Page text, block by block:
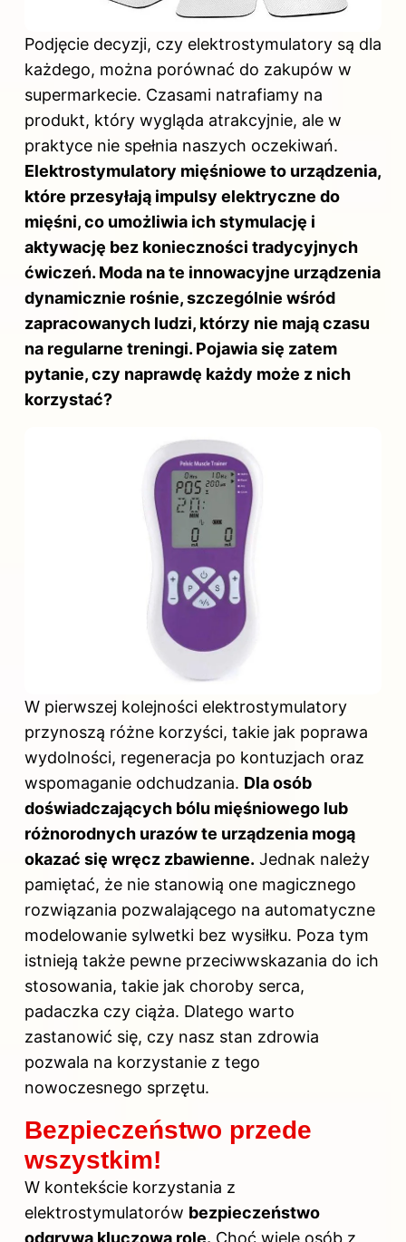
Podjęcie decyzji, czy elektrostymulatory są dla
każdego, można porównać do zakupów w
supermarkecie. Czasami natrafiamy na
produkt, który wygląda atrakcyjnie, ale w
praktyce nie spełnia naszych oczekiwań.
Elektrostymulatory mięśniowe to urządzenia,
które przesyłają impulsy elektryczne do
mięśni, co umożliwia ich stymulację i
aktywację bez konieczności tradycyjnych
ćwiczeń. Moda na te innowacyjne urządzenia
dynamicznie rośnie, szczególnie wśród
zapracowanych ludzi, którzy nie mają czasu
na regularne treningi. Pojawia się zatem
pytanie, czy naprawdę każdy może z nich
korzystać?
W pierwszej kolejności elektrostymulatory
przynoszą różne korzyści, takie jak poprawa
wydolności, regeneracja po kontuzjach oraz
wspomaganie odchudzania. Dla osób
doświadczających bólu mięśniowego lub
różnorodnych urazów te urządzenia mogą
okazać się wręcz zbawienne. Jednak należy
pamiętać, że nie stanowią one magicznego
rozwiązania pozwalającego na automatyczne
modelowanie sylwetki bez wysiłku. Poza tym
istnieją także pewne przeciwwskazania do ich
stosowania, takie jak choroby serca,
padaczka czy ciąża. Dlatego warto
zastanowić się, czy nasz stan zdrowia
pozwala na korzystanie z tego
nowoczesnego sprzętu.
Bezpieczeństwo przede
wszystkim!
W kontekście korzystania z
elektrostymulatorów bezpieczeństwo
odgrywa kluczową rolę. Choć wiele osób z